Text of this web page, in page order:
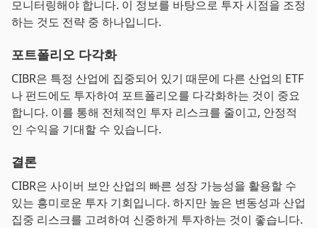
모니터링해야 합니다. 이 정보를 바탕으로 투자 시점을 조정
하는 것도 전략 중 하나입니다.
포트폴리오 다각화
CIBR은 특정 산업에 집중되어 있기 때문에 다른 산업의 ETF
나 펀드에도 투자하여 포트폴리오를 다각화하는 것이 중요
합니다. 이를 통해 전체적인 투자 리스크를 줄이고, 안정적
인 수익을 기대할 수 있습니다.
결론
CIBR은 사이버 보안 산업의 빠른 성장 가능성을 활용할 수
있는 흥미로운 투자 기회입니다. 하지만 높은 변동성과 산업
집중 리스크를 고려하여 신중하게 투자하는 것이 좋습니다.